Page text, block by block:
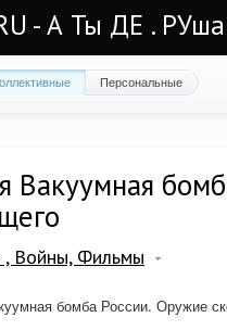
- А Ты ДЕ .
Персональные
Вакуумная
, Войны, Фильмы
бомба России. Оружие